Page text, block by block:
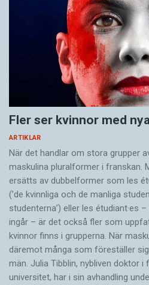
Fler ser kvinnor med
ARTIKLAR
När det handlar om stora grupper
maskulina pluralformer i franskan.
ersätts av dubbel­former som les
(’de kvinnliga och de manliga
studenterna’) eller les étudiant·es
ingår – är det också fler som
kvinnor finns i grupperna. När
där­emot många som föreställer
män. Julia Tibblin, nybliven doktor i
universitet, har i sin avhandling